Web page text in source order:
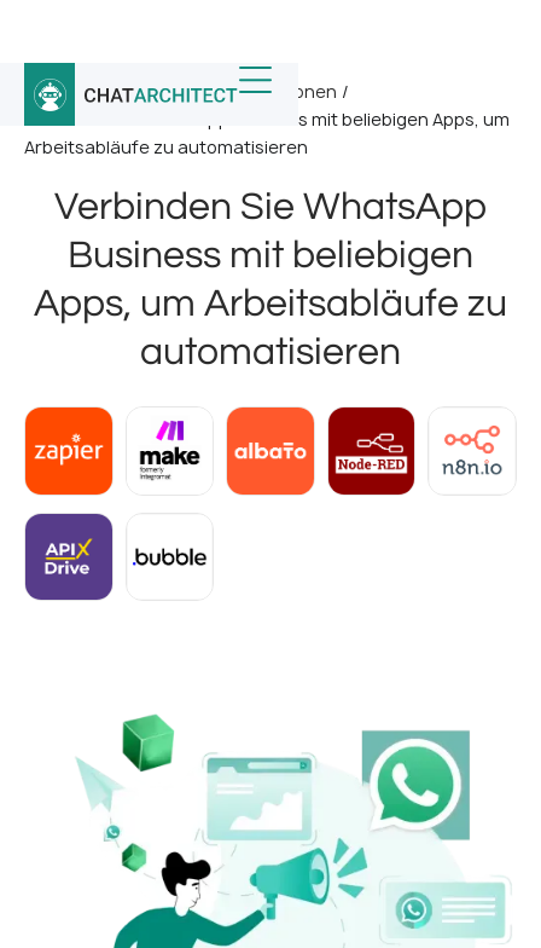
Startseite / WhatsApp-Integrationen /
Verbinden Sie WhatsApp Business mit beliebigen Apps, um
Arbeitsabläufe zu automatisieren
Verbinden Sie WhatsApp
Business mit beliebigen
Apps, um Arbeitsabläufe zu
automatisieren